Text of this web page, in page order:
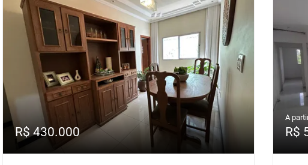
R$ 430.000
A
R$